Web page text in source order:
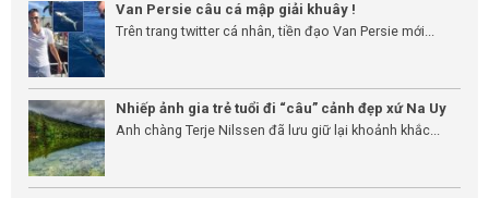
Van Persie câu cá mập giải khuây !
Trên trang twitter cá nhân, tiền đạo Van Persie mới...
Nhiếp ảnh gia trẻ tuổi đi “câu” cảnh đẹp xứ Na Uy
Anh chàng Terje Nilssen đã lưu giữ lại khoảnh khắc...